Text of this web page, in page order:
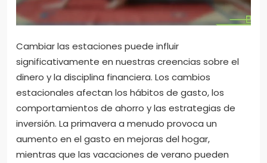
Cambiar las estaciones puede influir
significativamente en nuestras creencias sobre el
dinero y la disciplina financiera. Los cambios
estacionales afectan los hábitos de gasto, los
comportamientos de ahorro y las estrategias de
inversión. La primavera a menudo provoca un
aumento en el gasto en mejoras del hogar,
mientras que las vacaciones de verano pueden